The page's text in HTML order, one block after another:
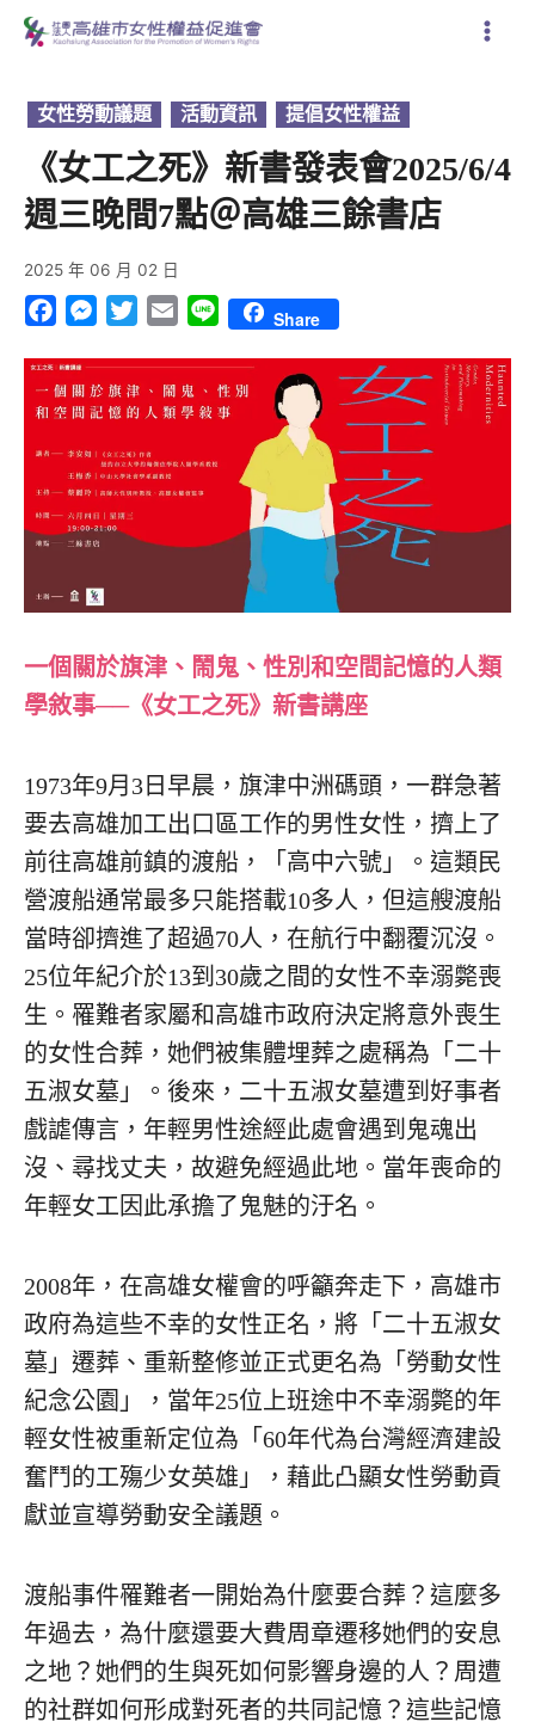
女性勞動議題 活動資訊 提倡女性權益
《女工之死》新書發表會2025/6/4
週三晚間7點＠高雄三餘書店
2025 年 06 月 02 日
FacebookMessenger
TwitterEmail Line Share
一個關於旗津、鬧鬼、性別和空間記憶的人類
學敘事──《女工之死》新書講座
1973年9月3日早晨，旗津中洲碼頭，一群急著
要去高雄加工出口區工作的男性女性，擠上了
前往高雄前鎮的渡船，「高中六號」。這類民
營渡船通常最多只能搭載10多人，但這艘渡船
當時卻擠進了超過70人，在航行中翻覆沉沒。
25位年紀介於13到30歲之間的女性不幸溺斃喪
生。罹難者家屬和高雄市政府決定將意外喪生
的女性合葬，她們被集體埋葬之處稱為「二十
五淑女墓」。後來，二十五淑女墓遭到好事者
戲謔傳言，年輕男性途經此處會遇到鬼魂出
沒、尋找丈夫，故避免經過此地。當年喪命的
年輕女工因此承擔了鬼魅的汙名。
2008年，在高雄女權會的呼籲奔走下，高雄市
政府為這些不幸的女性正名，將「二十五淑女
墓」遷葬、重新整修並正式更名為「勞動女性
紀念公園」，當年25位上班途中不幸溺斃的年
輕女性被重新定位為「60年代為台灣經濟建設
奮鬥的工殤少女英雄」，藉此凸顯女性勞動貢
獻並宣導勞動安全議題。
渡船事件罹難者一開始為什麼要合葬？這麼多
年過去，為什麼還要大費周章遷移她們的安息
之地？她們的生與死如何影響身邊的人？周遭
的社群如何形成對死者的共同記憶？這些記憶